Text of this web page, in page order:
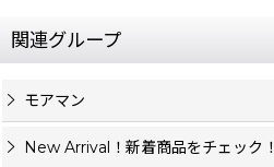
関連グループ
モアマン
New Arrival！新着商品をチェック！